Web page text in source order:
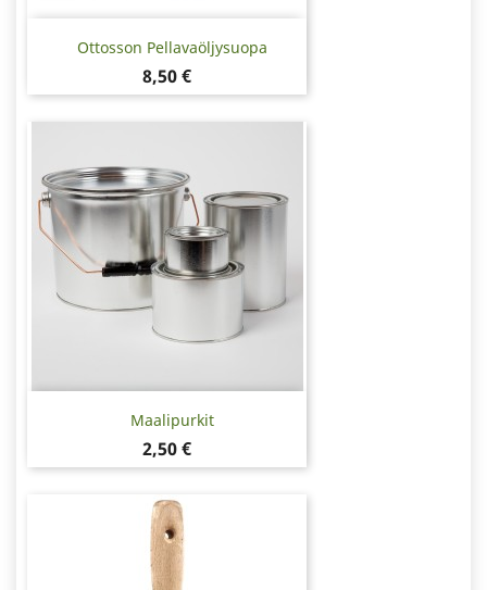
Ottosson Pellavaöljysuopa
Hinta
8,50 €
Maalipurkit
Hinta
2,50 €